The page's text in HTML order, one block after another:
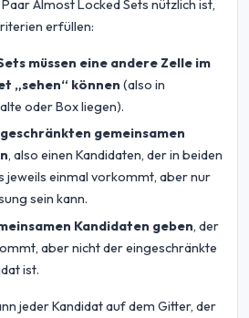
Almost Locked Sets nützlich ist,
erfüllen:
müssen eine andere Zelle im
„sehen“ können (also in
oder Box liegen).
gemeinsamen
, also einen Kandidaten, der in beiden
jeweils einmal vorkommt, aber nur
sein kann.
Kandidaten geben, der
aber nicht der eingeschränkte
ist.
jeder Kandidat auf dem Gitter, der